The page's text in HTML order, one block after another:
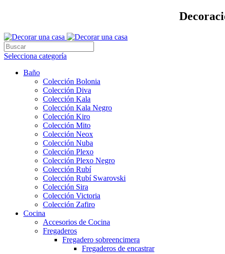
Selecciona categoría
Baño
Colección Bolonia
Colección Diva
Colección Kala
Colección Kala Negro
Colección Kiro
Colección Mito
Colección Neox
Colección Nuba
Colección Plexo
Colección Plexo Negro
Colección Rubí
Colección Rubí Swarovski
Colección Sira
Colección Victoria
Colección Zafiro
Cocina
Accesorios de Cocina
Fregaderos
Fregadero sobreencimera
Fregaderos de encastrar